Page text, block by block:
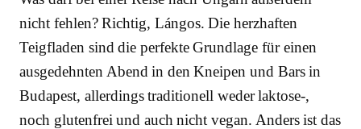
nicht fehlen? Richtig, Lángos. Die herzhaften
Teigfladen sind die perfekte Grundlage für einen
ausgedehnten Abend in den Kneipen und Bars in
Budapest, allerdings traditionell weder laktose-,
noch glutenfrei und auch nicht vegan. Anders ist das